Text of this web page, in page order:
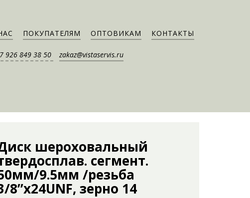
ПОКУПАТЕЛЯМ ОПТОВИКАМ КОНТАКТЫ
926 849 38 50 zakaz@vistaservis.ru
шероховальный
сегмент.
9.5мм /резьба
8’’х24UNF, зерно 14